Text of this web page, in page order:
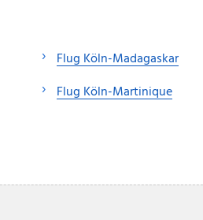
Flug Köln-Madagaskar
Flug Köln-Martinique